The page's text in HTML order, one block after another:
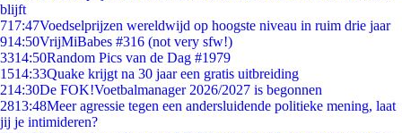
blijft
717:47Voedselprijzen wereldwijd op hoogste niveau in ruim drie jaar
914:50VrijMiBabes #316 (not very sfw!)
3314:50Random Pics van de Dag #1979
1514:33Quake krijgt na 30 jaar een gratis uitbreiding
214:30De FOK!Voetbalmanager 2026/2027 is begonnen
2813:48Meer agressie tegen een andersluidende politieke mening, laat
jij je intimideren?